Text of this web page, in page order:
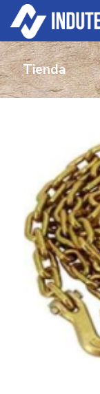
Tienda